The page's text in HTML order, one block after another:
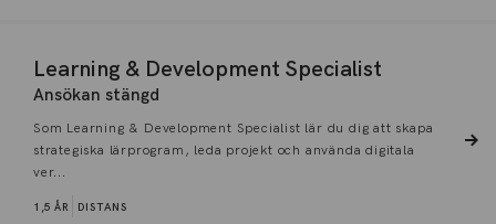
Learning & Development Specialist
Ansökan stängd
Som Learning & Development Specialist lär du dig att skapa
strategiska lärprogram, leda projekt och använda digitala
ver...
1,5 ÅR DISTANS